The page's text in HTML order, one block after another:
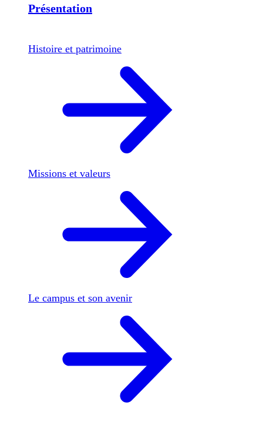
Présentation
Histoire et patrimoine
Missions et valeurs
Le campus et son avenir